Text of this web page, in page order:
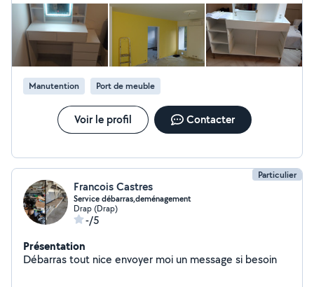
Manutention Port de meuble
Voir le profil Contacter
Particulier
Francois Castres
Service débarras,deménagement
Drap (Drap)
-/5
Présentation
Débarras tout nice envoyer moi un message si besoin